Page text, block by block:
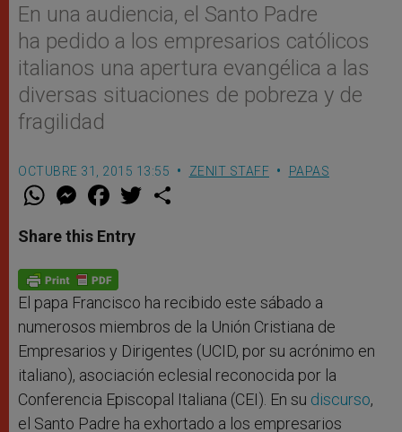
En una audiencia, el Santo Padre
ha pedido a los empresarios católicos
italianos una apertura evangélica a las
diversas situaciones de pobreza y de
fragilidad
OCTUBRE 31, 2015 13:55 ZENIT STAFF PAPAS
W
t
s
p
p
M
e
s
e
g
e
r
F
a
e
b
o
k
w
Share this Entry
El papa Francisco ha recibido este sábado a
numerosos miembros de la Unión Cristiana de
Empresarios y Dirigentes (UCID, por su acrónimo en
italiano), asociación eclesial reconocida por la
Conferencia Episcopal Italiana (CEI). En su discurso,
el Santo Padre ha exhortado a los empresarios